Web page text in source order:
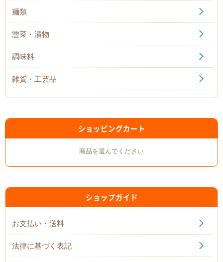
麺類
惣菜・漬物
調味料
雑貨・工芸品
ショッピングカート
商品を選んでください
ショップガイド
お支払い・送料
法律に基づく表記